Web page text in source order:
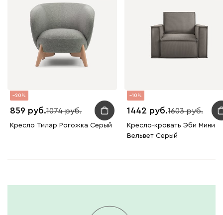
20
859 1074
Кресло Тилар Рогожка Серый
10
1442 1603
Кресло-кровать Эби Мини
Вельвет Серый